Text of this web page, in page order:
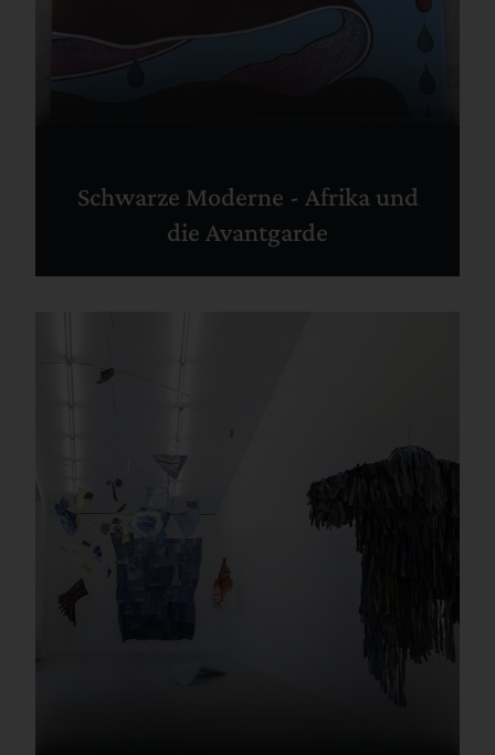
Schwarze Moderne - Afrika und
die Avantgarde